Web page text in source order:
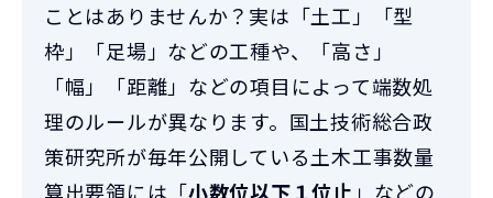
ことはありませんか？実は「土工」「型
枠」「足場」などの工種や、「高さ」
「幅」「距離」などの項目によって端数処
理のルールが異なります。国土技術総合政
策研究所が毎年公開している土木工事数量
算出要領には「小数位以下１位止」などの